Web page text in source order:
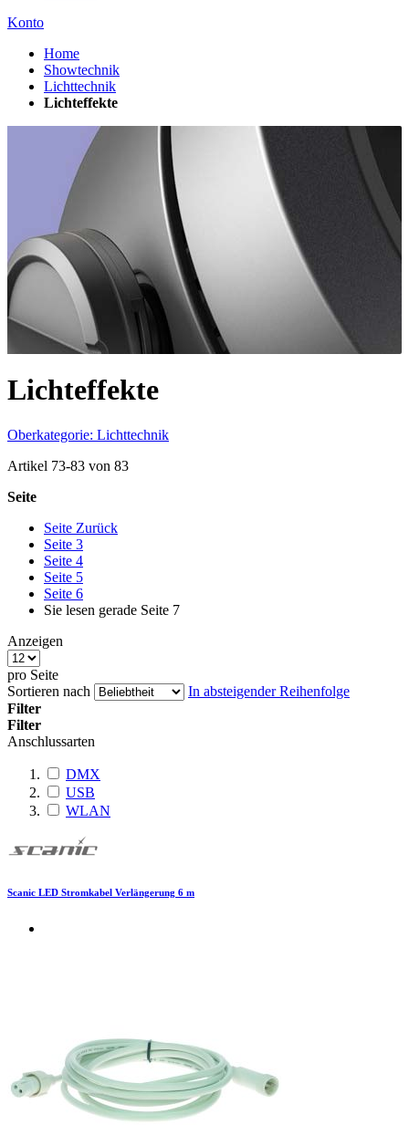
Konto
Home
Showtechnik
Lichttechnik
Lichteffekte
Lichteffekte
Oberkategorie: Lichttechnik
Artikel 73-83 von 83
Seite
Seite Zurück
Seite 3
Seite 4
Seite 5
Seite 6
Sie lesen gerade Seite 7
Anzeigen
pro Seite
Sortieren nach
In absteigender Reihenfolge
Filter
Filter
Anschlussarten
DMX
USB
WLAN
Scanic LED Stromkabel Verlängerung 6 m